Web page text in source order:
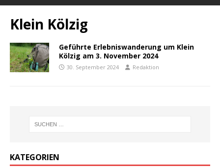
Klein Kölzig
Geführte Erlebniswanderung um Klein
Kölzig am 3. November 2024
30. September 2024 Redaktion
KATEGORIEN